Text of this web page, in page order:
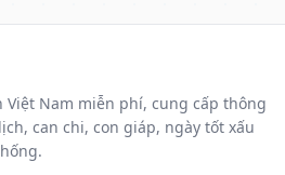
Nam miễn phí, cung cấp thông
can chi, con giáp, ngày tốt xấu